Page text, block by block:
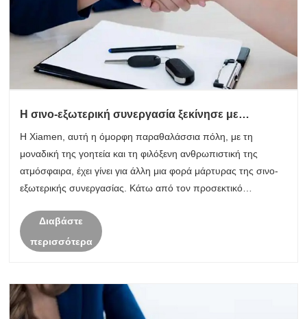
Η σινο-εξωτερική συνεργασία ξεκίνησε με
μάρτυρας φιλίας και συνεργασίας
Η Xiamen, αυτή η όμορφη παραθαλάσσια πόλη, με τη
μοναδική της γοητεία και τη φιλόξενη ανθρωπιστική της
ατμόσφαιρα, έχει γίνει για άλλη μια φορά μάρτυρας της σινο-
εξωτερικής συνεργασίας. Κάτω από τον προσεκτικό
Εμπορίου, το HY καλωσόρισε το δοκιμαστι......
Διαβάστε
περισσότερα